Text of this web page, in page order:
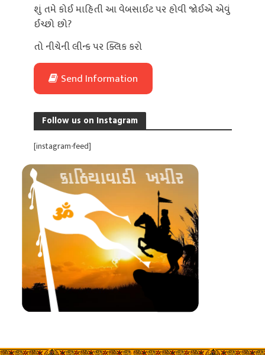
શું તમે કોઈ માહિતી આ વેબસાઈટ પર હોવી જોઈએ એવું
ઈચ્છો છો?
તો નીચેની લીન્ક પર ક્લિક કરો
Send Information
Follow us on Instagram
[instagram-feed]